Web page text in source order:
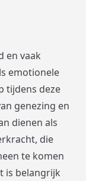
en vaak
emotionele
tijdens deze
genezing en
dienen als
die
te komen
is belangrijk